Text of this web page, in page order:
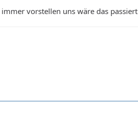
vorstellen uns wäre das passiert